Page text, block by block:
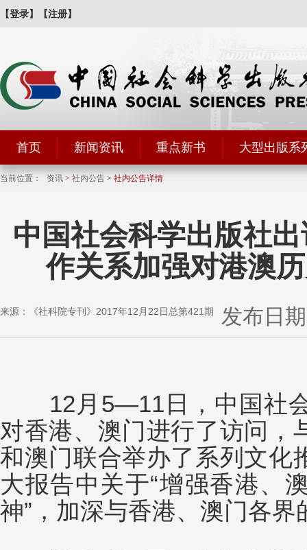
【登录】 【注册】
首页 新闻资讯 重点新书 大型出版系
当前位置： 资讯 > 社内公告 > 社内公告详情
中国社会科学出版社
作关系加强对港澳
来源：《社科院专刊》2017年12月22日总第421期 发布日
12月5—11日，中国社会
对香港、澳门进行了访问，
和澳门联合举办了系列文化
大报告中关于“增强香港、
神”，加深与香港、澳门各界